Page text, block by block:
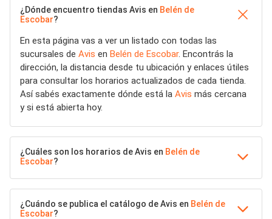
¿Dónde encuentro tiendas Avis en Belén de
Escobar?
En esta página vas a ver un listado con todas las
sucursales de Avis en Belén de Escobar. Encontrás la
dirección, la distancia desde tu ubicación y enlaces útiles
para consultar los horarios actualizados de cada tienda.
Así sabés exactamente dónde está la Avis más cercana
y si está abierta hoy.
¿Cuáles son los horarios de Avis en Belén de
Escobar?
¿Cuándo se publica el catálogo de Avis en Belén de
Escobar?